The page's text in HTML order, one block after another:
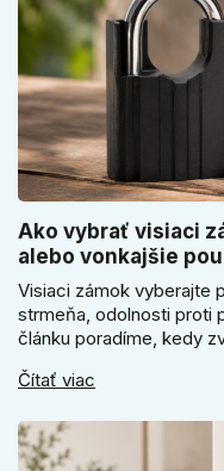
Ako vybrať visiaci
alebo vonkajšie
Visiaci zámok vyberajte
strmeňa, odolnosti proti
článku poradíme, kedy
sa pri bránke, pivnici
Čítať viac